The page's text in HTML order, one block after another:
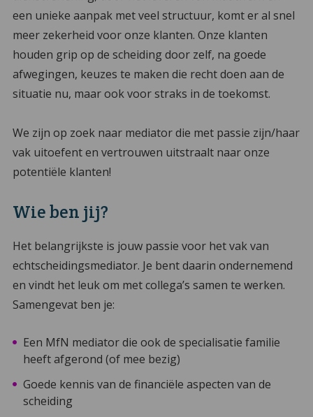
een unieke aanpak met veel structuur, komt er al snel
meer zekerheid voor onze klanten. Onze klanten
houden grip op de scheiding door zelf, na goede
afwegingen, keuzes te maken die recht doen aan de
situatie nu, maar ook voor straks in de toekomst.
We zijn op zoek naar mediator die met passie zijn/haar
vak uitoefent en vertrouwen uitstraalt naar onze
potentiële klanten!
Wie ben jij?
Het belangrijkste is jouw passie voor het vak van
echtscheidingsmediator. Je bent daarin ondernemend
en vindt het leuk om met collega’s samen te werken.
Samengevat ben je:
Een MfN mediator die ook de specialisatie familie
heeft afgerond (of mee bezig)
Goede kennis van de financiële aspecten van de
scheiding